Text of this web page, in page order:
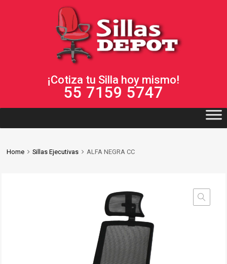
¡Cotiza tu Silla hoy mismo!
55 7159 5747
Home Sillas Ejecutivas ALFA NEGRA CC